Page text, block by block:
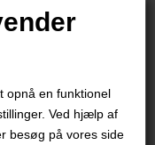
opnå en funktionel
Ved hjælp af
besøg på vores side